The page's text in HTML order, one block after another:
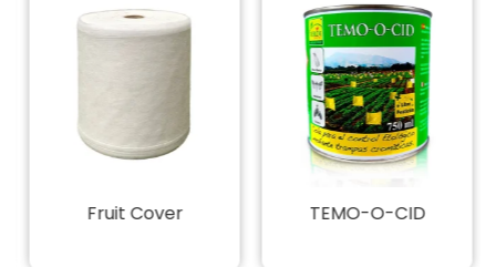
Fruit Cover TEMO-O-CID